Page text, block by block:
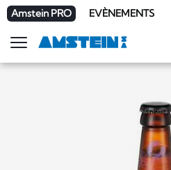
Amstein PRO EVÈNEMENTS
FRDE
Afficher
la